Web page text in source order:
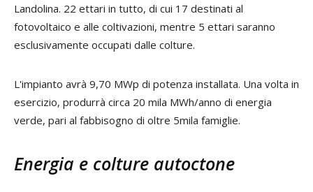
Landolina. 22 ettari in tutto, di cui 17 destinati al
fotovoltaico e alle coltivazioni, mentre 5 ettari saranno
esclusivamente occupati dalle colture.
L'impianto avrà 9,70 MWp di potenza installata. Una volta in
esercizio, produrrà circa 20 mila MWh/anno di energia
verde, pari al fabbisogno di oltre 5mila famiglie.
Energia e colture autoctone